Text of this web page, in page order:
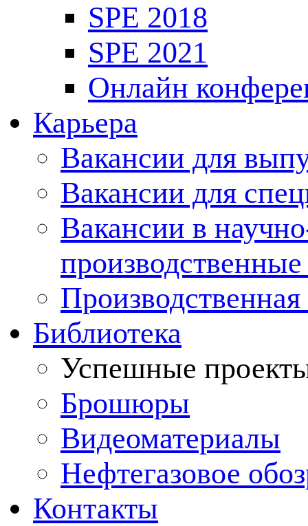
SPE 2018
SPE 2021
Онлайн
Карьера
Вакансии для
Вакансии для
Вакансии в
Производственная
Библиотека
Успешные
Брошюры
Видеоматериалы
Нефтегазовое
Контакты